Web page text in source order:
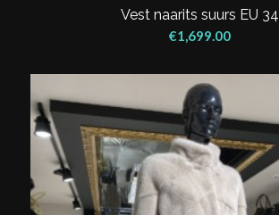
Vest naarits suurs EU 34
€1,699.00